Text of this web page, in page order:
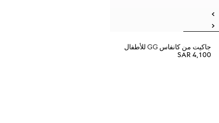
جاكيت من كانفاس GG للأطفال
SAR 4,100